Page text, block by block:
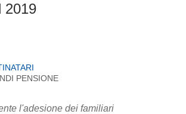
2019
PENSIONE
l'adesione dei familiari